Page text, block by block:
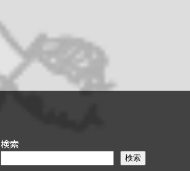
検索
検索